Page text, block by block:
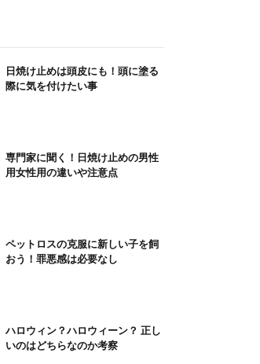
日焼け止めは頭皮にも！頭に塗る
際に気を付けたい事
専門家に聞く！日焼け止めの男性
用女性用の違いや注意点
ペットロスの克服に新しい子を飼
おう！罪悪感は必要なし
ハロウィン？ハロウィーン？ 正し
いのはどちらなのか考察